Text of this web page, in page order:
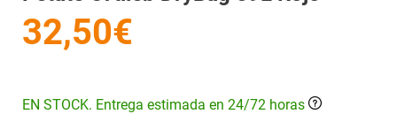
32,50€
EN STOCK. Entrega estimada en 24/72 horas